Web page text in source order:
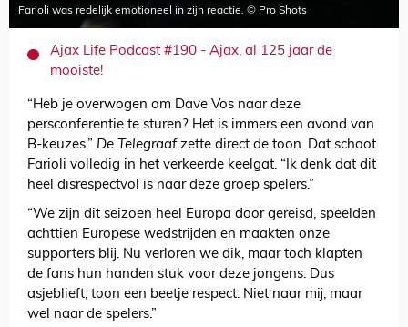
Farioli was redelijk emotioneel in zijn reactie. © Pro Shots
Ajax Life Podcast #190 - Ajax, al 125 jaar de
mooiste!
“Heb je overwogen om Dave Vos naar deze
persconferentie te sturen? Het is immers een avond van
B-keuzes.” De Telegraafzette direct de toon. Dat schoot
Farioli volledig in het verkeerde keelgat. “Ik denk dat dit
heel disrespectvol is naar deze groep spelers.”
“We zijn dit seizoen heel Europa door gereisd, speelden
achttien Europese wedstrijden en maakten onze
supporters blij. Nu verloren we dik, maar toch klapten
de fans hun handen stuk voor deze jongens. Dus
asjeblieft, toon een beetje respect. Niet naar mij, maar
wel naar de spelers.”